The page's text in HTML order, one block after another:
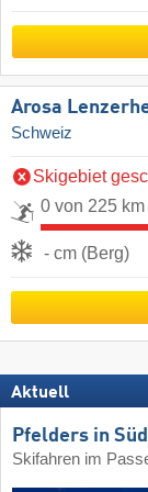
Arosa
Schweiz
Skigebiet
0 von 225
- cm (Berg)
Aktuell
Pfelders in
Skifahren im